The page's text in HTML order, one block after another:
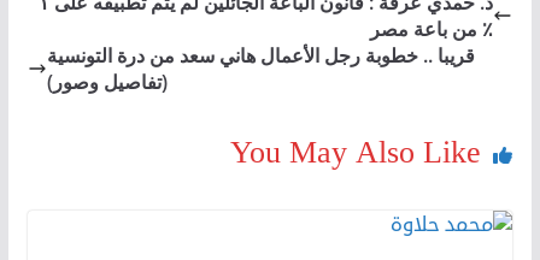
٪ من باعة مصر
قريبا .. خطوبة رجل الأعمال هاني سعد من درة التونسية
(تفاصيل وصور)
You May Also Like